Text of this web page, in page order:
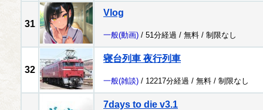
31
Vlog
一般(動画) / 51分経過 / 無料 / 制限なし
32
寝台列車 夜行列車
一般(雑談) / 12217分経過 / 無料 / 制限なし
7days to die v3.1